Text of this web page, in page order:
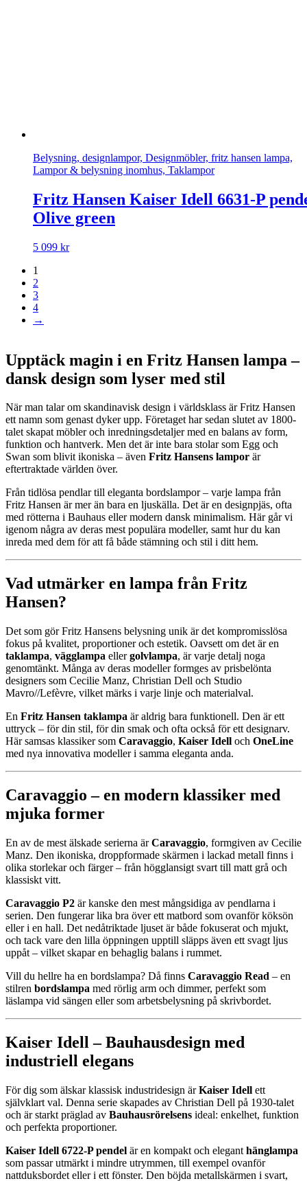
Belysning, designlampor, Designmöbler, fritz hansen lampa,
Lampor & belysning inomhus, Taklampor
Fritz Hansen Kaiser Idell 6631-P
Olive green
5 099 kr
1
2
3
4
→
Upptäck magin i en Fritz Hansen lampa –
dansk design som lyser med stil
När man talar om skandinavisk design i världsklass är Fritz Hansen
ett namn som genast dyker upp. Företaget har sedan slutet av 1800-
talet skapat möbler och inredningsdetaljer med en balans av form,
funktion och hantverk. Men det är inte bara stolar som Egg och
Swan som blivit ikoniska – även Fritz Hansens lampor är
eftertraktade världen över.
Från tidlösa pendlar till eleganta bordslampor – varje lampa från
Fritz Hansen är mer än bara en ljuskälla. Det är en designpjäs, ofta
med rötterna i Bauhaus eller modern dansk minimalism. Här går vi
igenom några av deras mest populära modeller, samt hur du kan
inreda med dem för att få både stämning och stil i ditt hem.
Vad utmärker en lampa från Fritz
Hansen?
Det som gör Fritz Hansens belysning unik är det kompromisslösa
fokus på kvalitet, proportioner och estetik. Oavsett om det är en
taklampa, vägglampa ellergolvlampa, är varje detalj noga
genomtänkt. Många av deras modeller formges av prisbelönta
designers som Cecilie Manz, Christian Dell och Studio
Mavro//Lefèvre, vilket märks i varje linje och materialval.
En Fritz Hansen taklampa är aldrig bara funktionell. Den är ett
uttryck – för din stil, för din smak och ofta också för ett designarv.
Här samsas klassiker som Caravaggio, Kaiser Idell och OneLine
med nya innovativa modeller i samma eleganta anda.
Caravaggio – en modern klassiker med
mjuka former
En av de mest älskade serierna ärCaravaggio, formgiven av Cecilie
Manz. Den ikoniska, droppformade skärmen i lackad metall finns i
olika storlekar och färger – från högglansigt svart till matt grå och
klassiskt vitt.
Caravaggio P2 är kanske den mest mångsidiga av pendlarna i
serien. Den fungerar lika bra över ett matbord som ovanför köksön
eller i en hall. Det nedåtriktade ljuset är både fokuserat och mjukt,
och tack vare den lilla öppningen upptill släpps även ett svagt ljus
uppåt – vilket skapar en behaglig balans i rummet.
Vill du hellre ha en bordslampa? Då finns Caravaggio Read – en
stilren bordslampa med rörlig arm och dimmer, perfekt som
läslampa vid sängen eller som arbetsbelysning på skrivbordet.
Kaiser Idell – Bauhausdesign med
industriell elegans
För dig som älskar klassisk industridesign ärKaiser Idell ett
självklart val. Denna serie skapades av Christian Dell på 1930-talet
och är starkt präglad av Bauhausrörelsens ideal: enkelhet, funktion
och perfekta proportioner.
Kaiser Idell 6722-P pendel är en kompakt och elegant hänglampa
som passar utmärkt i mindre utrymmen, till exempel ovanför
nattduksbordet eller i ett fönster. Den böjda metallskärmen i svart,